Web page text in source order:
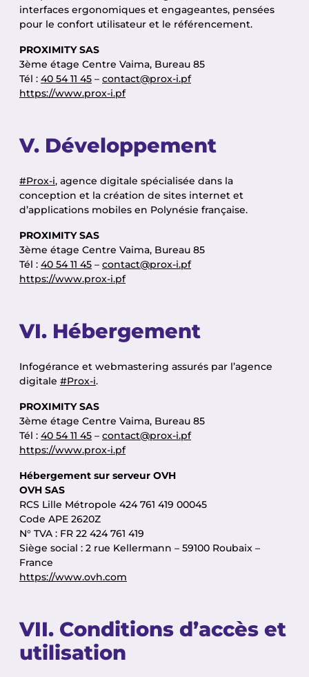
interfaces ergonomiques et engageantes, pensées
pour le confort utilisateur et le référencement.
PROXIMITY SAS
3ème étage Centre Vaima, Bureau 85
Tél : 40 54 11 45 – contact@prox-i.pf
https://www.prox-i.pf
V. Développement
#Prox-i, agence digitale spécialisée dans la
conception et la création de sites internet et
d’applications mobiles en Polynésie française.
PROXIMITY SAS
3ème étage Centre Vaima, Bureau 85
Tél : 40 54 11 45 – contact@prox-i.pf
https://www.prox-i.pf
VI. Hébergement
Infogérance et webmastering assurés par l’agence
digitale #Prox-i.
PROXIMITY SAS
3ème étage Centre Vaima, Bureau 85
Tél : 40 54 11 45 – contact@prox-i.pf
https://www.prox-i.pf
Hébergement sur serveur OVH
OVH SAS
RCS Lille Métropole 424 761 419 00045
Code APE 2620Z
N° TVA : FR 22 424 761 419
Siège social : 2 rue Kellermann – 59100 Roubaix –
France
https://www.ovh.com
VII. Conditions d’accès et
utilisation